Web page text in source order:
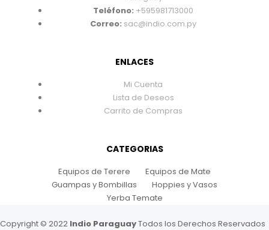
Teléfono: +595981713000
Correo: sac@indio.com.py
ENLACES
Mi Cuenta
Lista de Deseos
Carrito de Compras
CATEGORIAS
Equipos de Terere
Equipos de Mate
Guampas y Bombillas
Hoppies y Vasos
Yerba Temate
Copyright © 2022 Indio ParaguayTodos los Derechos Reservados